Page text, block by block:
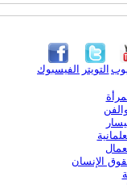
الفيسبوك التويتر
الإنسان